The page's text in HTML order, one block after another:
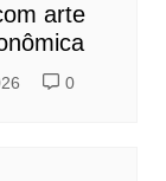
arte
0